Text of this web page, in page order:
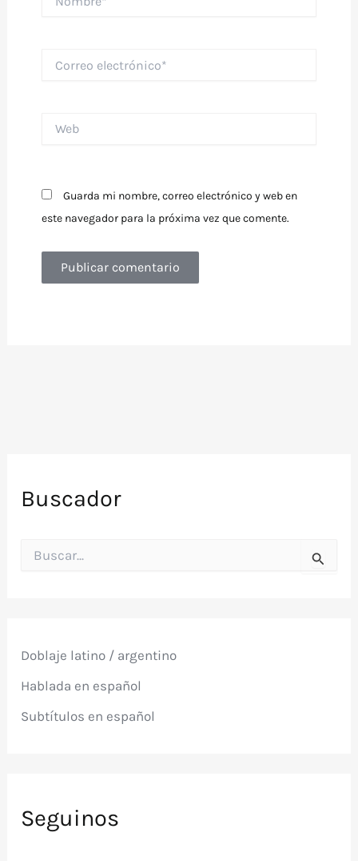
electrónico*
Guarda mi nombre, correo electrónico y web en
este navegador para la próxima vez que comente.
Buscador
o
:
Doblaje latino / argentino
Hablada en español
Subtítulos en español
Seguinos